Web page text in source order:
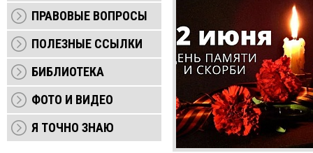
ПРАВОВЫЕ ВОПРОСЫ
ПОЛЕЗНЫЕ ССЫЛКИ
БИБЛИОТЕКА
ФОТО И ВИДЕО
Я ТОЧНО ЗНАЮ